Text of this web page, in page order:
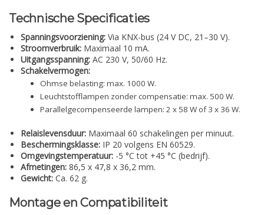
Technische Specificaties
Spanningsvoorziening: Via KNX-bus (24 V DC, 21–30 V).
Stroomverbruik: Maximaal 10 mA.
Uitgangsspanning: AC 230 V, 50/60 Hz.
Schakelvermogen:
Ohmse belasting: max. 1000 W.
Leuchtstofflampen zonder compensatie: max. 500 W.
Parallelgecompenseerde lampen: 2 x 58 W of 3 x 36 W.
Relaislevensduur: Maximaal 60 schakelingen per minuut.
Beschermingsklasse: IP 20 volgens EN 60529.
Omgevingstemperatuur: -5 °C tot +45 °C (bedrijf).
Afmetingen: 86,5 x 47,8 x 36,2 mm.
Gewicht: Ca. 62 g.
Montage en Compatibiliteit